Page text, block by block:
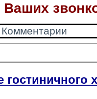
Комментарии
гостиничного